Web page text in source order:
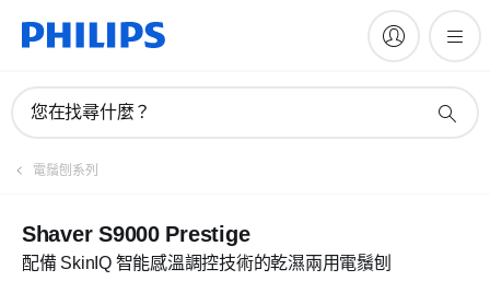
您在找尋什麼？
電鬚刨系列
Shaver S9000 Prestige
配備 SkinIQ 智能感溫調控技術的乾濕兩用電鬚刨